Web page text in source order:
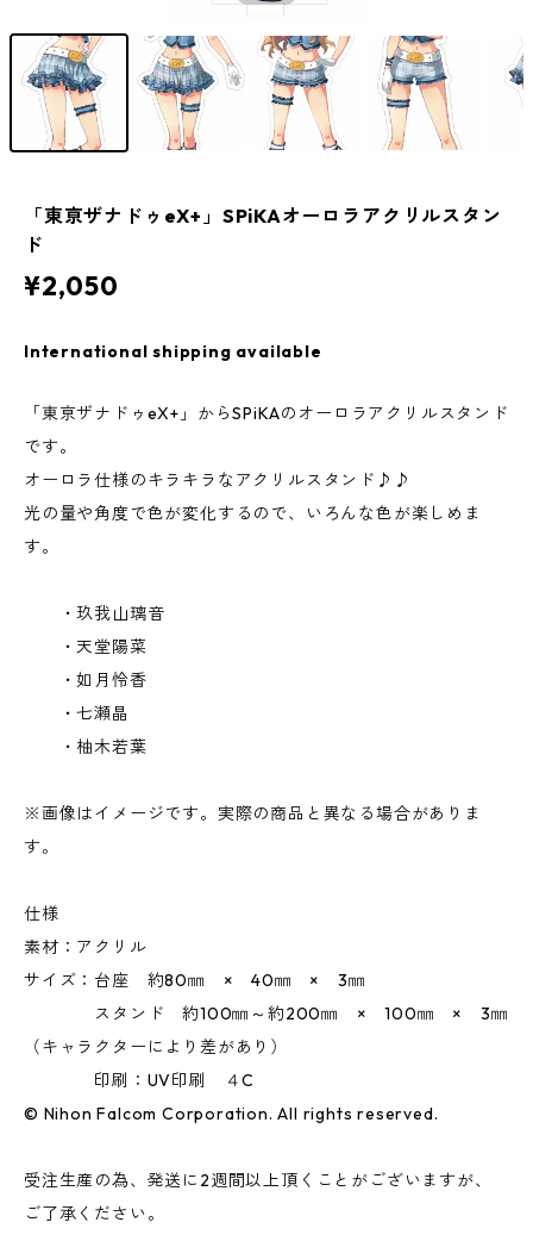
「東亰ザナドゥeX+」SPiKAオーロラアクリルスタン
ド
¥2,050
International shipping available
「東亰ザナドゥeX+」からSPiKAのオーロラアクリルスタンド
です。
オーロラ仕様のキラキラなアクリルスタンド♪♪
光の量や角度で色が変化するので、いろんな色が楽しめま
す。
・玖我山璃音
・天堂陽菜
・如月怜香
・七瀬晶
・柚木若葉
※画像はイメージです。実際の商品と異なる場合がありま
す。
仕様
素材：アクリル
サイズ：台座 約80㎜ × 40㎜ × 3㎜
スタンド 約100㎜～約200㎜ × 100㎜ × 3㎜
（キャラクターにより差があり）
印刷：UV印刷 ４C
© Nihon Falcom Corporation. All rights reserved.
受注生産の為、発送に2週間以上頂くことがございますが、
ご了承ください。